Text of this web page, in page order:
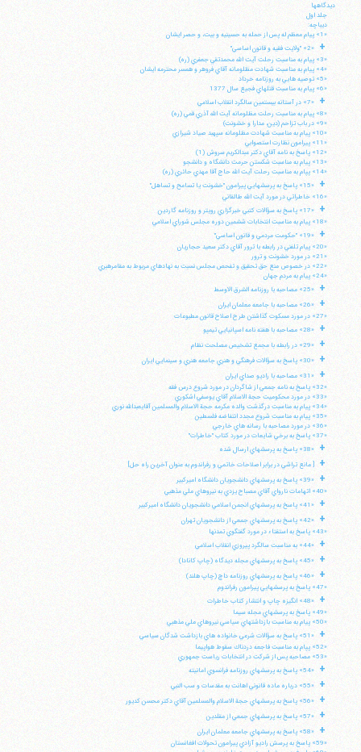
دیدگاهها
جلد اول
ديباچه:
«1» پيام معظم له پس از حمله به حسينيه و بيت، و حصر ايشان
+
«2» "ولايت فقيه و قانون اساسي"
«3» پيام به مناسبت رحلت آيت الله محمدتقي جعفري (ره)
«4» پيام به مناسبت شهادت مظلومانه آقاي فروهر و همسر محترمه ايشان
«5» توصيه هايي به روزنامه خرداد
«6» پيام به مناسبت قتلهاي فجيع سال 1377
+
«7» در آستانه بيستمين سالگرد انقلاب اسلامي
«8» پيام به مناسبت رحلت مظلومانه آيت الله آذري قمي (ره)
«9» در باب تزاحم (دين، مدارا و خشونت)
«10» پيام به مناسبت شهادت مظلومانه سپهبد صياد شيرازي
«11» پيرامون نظارت استصوابي
«12» پاسخ به نامه آقاي دكتر عبدالكريم سروش (1)
«13» پيام به مناسبت شكستن حرمت دانشگاه و دانشجو
«14» پپام به مناسبت رحلت آيت الله حاج آقا مهدي حائري (ره)
+
«15» پاسخ به پرسشهايي پيرامون "خشونت يا تسامح و تساهل"
«16» خاطراتي در مورد آيت الله طالقاني
+
«17» پاسخ به سؤالات كتبي خبرگزاري رويتر و روزنامه گاردين
«18» پيام به مناسبت انتخابات ششمين دوره مجلس شوراي اسلامي
+
«19» "حكومت مردمي و قانون اساسي"
«20» پيام تلفني در رابطه با ترور آقاي دكتر سعيد حجاريان
«21» در مورد خشونت و ترور
«22» در خصوص منع حق تحقيق و تفحص مجلس نسبت به نهادهاي مربوط به مقامرهبري
«24» پيام به مردم جهان
+ «25» مصاحبه با روزنامه الشرق الاوسط
+
«26» مصاحبه با جامعه معلمان ايران
«27» در مورد مسكوت گذاشتن طرح اصلاح قانون مطبوعات
+ «28» مصاحبه با هفته نامه اسپانيايي تيمپو
+ «29» در رابطه با مجمع تشخيص مصلحت نظام
+ «30» پاسخ به سؤالات فرهنگي و هنري جامعه هنري و سينمايي ايران
+
«31» مصاحبه با راديو صداي ايران
«32» پاسخ به نامه جمعي از شاگردان در مورد شروع درس فقه
«33» در مورد محكوميت حجة الاسلام آقاي يوسفي اشكوري
«34» پيام به مناسبت درگذشت والده مكرمه حجة الاسلام والمسلمين آقايعبدالله نوري
«35» پيام به مناسبت شروع مجدد انتفاضه فلسطين
«36» در مورد مصاحبه با رسانه هاي خارجي
«37» پاسخ به برخي شايعات در مورد كتاب "خاطرات"
+ «38» پاسخ به پرسشهاي ارسال شده
+ [ مانع تراشي در برابر اصلاحات خاتمي و رفراندوم به عنوان آخرين راه حل]
+
«39» پاسخ به پرسشهاي دانشجويان دانشگاه اميركبير
«40» اتهامات نارواي آقاي مصباح يزدي به نيروهاي ملي مذهبي
+ «41» پاسخ به پرسشهاي انجمن اسلامي دانشجويان دانشگاه اميركبير
+
«42» پاسخ به پرسشهاي جمعي از دانشجويان تهران
«43» پاسخ به استفتاء در مورد گفتگوي تمدنها
+ «44» به مناسبت سالگرد پيروزي انقلاب اسلامي
+ «45» پاسخ به پرسشهاي مجله ديدگاه (چاپ كانادا)
+
«46» پاسخ به پرسشهاي روزنامه داچ (چاپ هلند)
«47» پاسخ به پرسشهايي پيرامون رفراندوم
+
«48» انگيزه چاپ و انتشار كتاب خاطرات
«49» پاسخ به پرسشهاي مجله سيما
«50» پيام به مناسبت بازداشتهاي سياسي نيروهاي ملي مذهبي
+
«51» پاسخ به سؤالات شرعي خانواده هاي بازداشت شدگان سياسي
«52» پپام به مناسبت فاجعه دردناك سقوط هواپيما
«53» مصاحبه پس از شركت در انتخابات رياست جمهوري
+ «54» پاسخ به پرسشهاي روزنامه فرانسوي امانيته
+ «55» درباره ماده قانوني اهانت به مقدسات و سب النبي
+ «56» پاسخ به پرسشهاي حجة الاسلام والمسلمين آقاي دكتر محسن كديور
+ «57» پاسخ به پرسشهاي جمعي از مقلدين
+
«58» پاسخ به پرسشهاي جامعه معلمان ايران
«59» پاسخ به پرسش راديو آزادي پيرامون تحولات افغانستان